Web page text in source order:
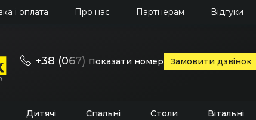
і оплата Про нас Партнерам Відгуки
+38 (067) Показати номер Замовити дзвінок
Дитячі Спальні Столи Вітальні